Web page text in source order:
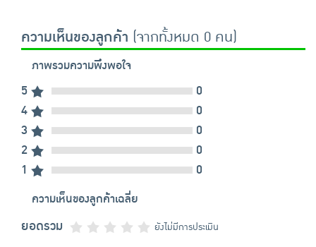
ความเห็นของลูกค้า (จากทั้งหมด 0 คน)
ภาพรวมความพึงพอใจ
5
0
4
0
3
0
2
0
1
0
ความเห็นของลูกค้าเฉลี่ย
ยอดรวม ยังไม่มีการประเมิน